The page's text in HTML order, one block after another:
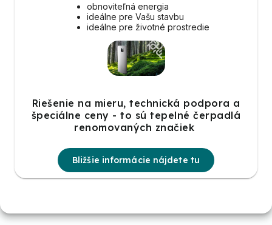
obnoviteľná energia
ideálne pre Vašu stavbu
ideálne pre životné prostredie
Riešenie na mieru, technická podpora a
špeciálne ceny - to sú tepelné čerpadlá
renomovaných značiek
Bližšie informácie nájdete tu